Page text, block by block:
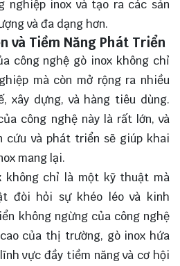
nghiệp inox và tạo ra các sản
và đa dạng hơn.
và Tiềm Năng Phát Triển
công nghệ gò inox không chỉ
mà còn mở rộng ra nhiều
xây dựng, và hàng tiêu dùng.
công nghệ này là rất lớn, và
cứu và phát triển sẽ giúp khai
mang lại.
không chỉ là một kỹ thuật mà
đòi hỏi sự khéo léo và kinh
không ngừng của công nghệ
của thị trường, gò inox hứa
vực đầy tiềm năng và cơ hội